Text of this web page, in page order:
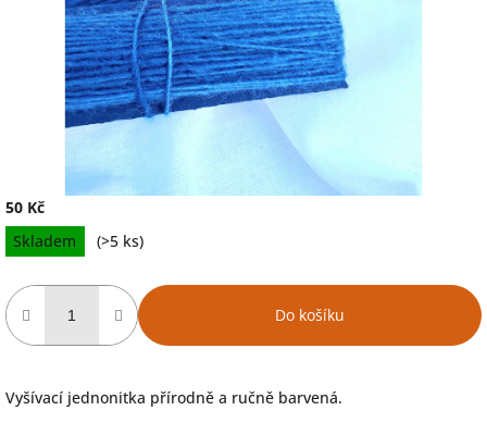
50 Kč
Měrná
cena:
Skladem (>5 ks)
Do košíku
Vyšívací jednonitka přírodně a ručně barvená.